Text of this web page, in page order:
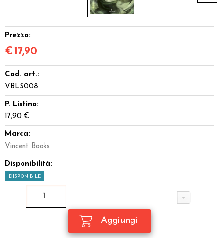
Prezzo:
€ 17,90
Cod. art.:
VBLS008
P. Listino:
17,90 €
Marca:
Vincent Books
Disponibilità:
DISPONIBILE